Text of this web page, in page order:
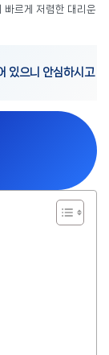
빠르게 저렴한 대리운
있으니 안심하시고